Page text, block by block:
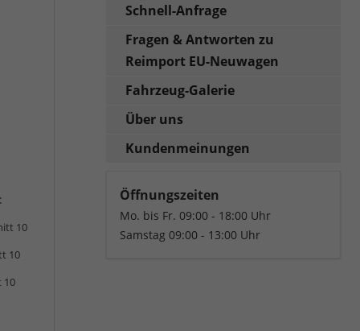
10
10
10
Schnell-Anfrage
Fragen & Antworten zu
Reimport EU-Neuwagen
Fahrzeug-Galerie
Über uns
Kundenmeinungen
Öffnungszeiten
Mo. bis Fr. 09:00 - 18:00 Uhr
Samstag 09:00 - 13:00 Uhr